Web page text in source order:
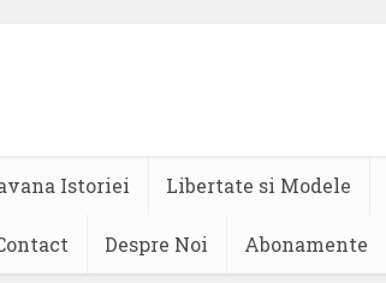
Istoriei Libertate si Modele
Despre Noi Abonamente